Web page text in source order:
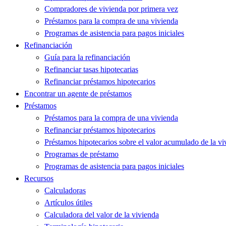
Compradores de vivienda por primera vez
Préstamos para la compra de una vivienda
Programas de asistencia para pagos iniciales
Refinanciación
Guía para la refinanciación
Refinanciar tasas hipotecarias
Refinanciar préstamos hipotecarios
Encontrar un agente de préstamos
Préstamos
Préstamos para la compra de una vivienda
Refinanciar préstamos hipotecarios
Préstamos hipotecarios sobre el valor acumulado de la
Programas de préstamo
Programas de asistencia para pagos iniciales
Recursos
Calculadoras
Artículos útiles
Calculadora del valor de la vivienda